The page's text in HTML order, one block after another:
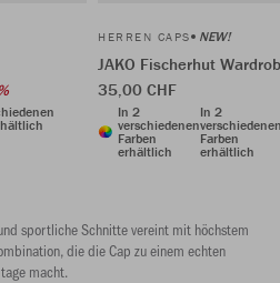
HERREN CAPS NEW!
JAKO Fischerhut
35,00 CHF
In 2
verschiedenen
Farben
erhältlich
In 2
Farben
erhältlich
sportliche Schnitte vereint mit höchstem
die die Cap zu einem echten
macht.